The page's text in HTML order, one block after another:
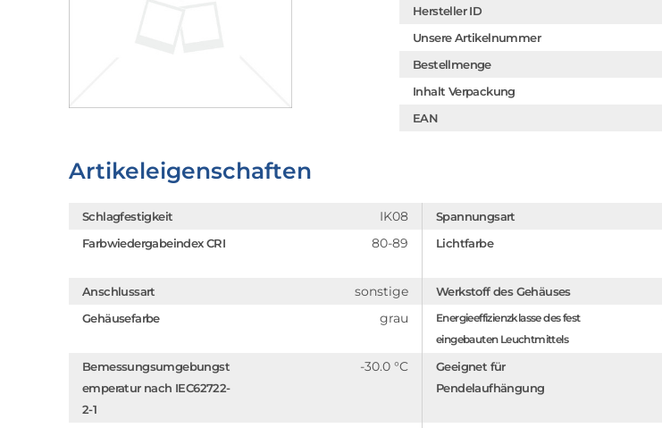
Hersteller ID
Unsere Artikelnummer
Bestellmenge
Inhalt Verpackung
EAN
Artikeleigenschaften
Schlagfestigkeit IK08 Spannungsart
Farbwiedergabeindex CRI 80-89 Lichtfarbe
Anschlussart sonstige Werkstoff des Gehäuses
Gehäusefarbe grau
Energieeffizienzklasse des fest
eingebauten Leuchtmittels
Bemessungsumgebungst
emperatur nach IEC62722-
2-1
-30.0 °C
Geeignet für
Pendelaufhängung